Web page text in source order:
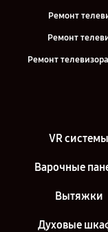
Ремонт
Ремонт
Ремонт
VR системы
Варочные
Вытяжки
Духовые